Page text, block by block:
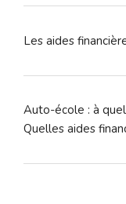
Les aides
Auto-école : à
Quelles aides